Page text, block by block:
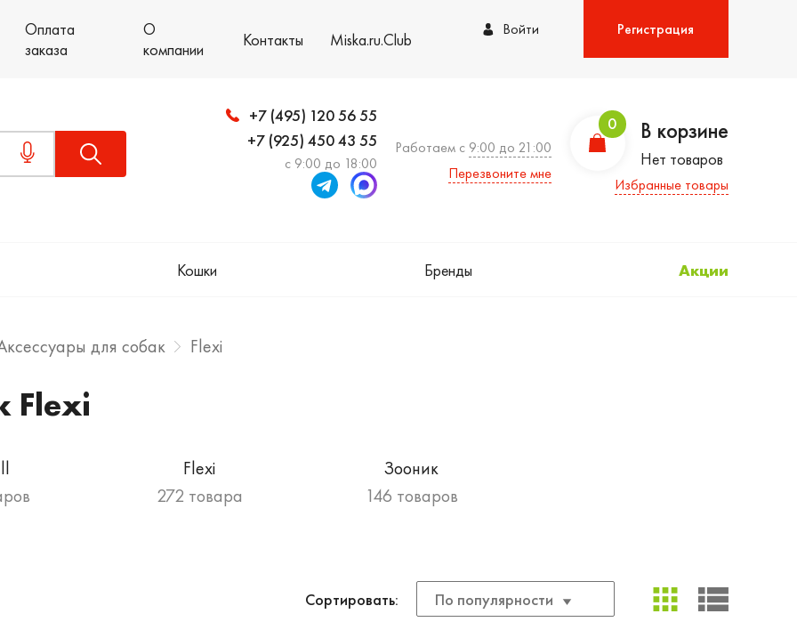
Оплата
заказа
О
компании
Контакты Miska.ru.Club Войти Регистрация
+7 (495) 120 56 55
+7 (925) 450 43 55
с 9:00 до 18:00
Работаем с 9:00 до 21:00
Перезвоните мне
0 В корзине
Нет товаров
Избранные товары
Кошки Бренды Акции
для собак Flexi
Flexi
Flexi
272 товара
Зооник
146 товаров
Сортировать: По популярности